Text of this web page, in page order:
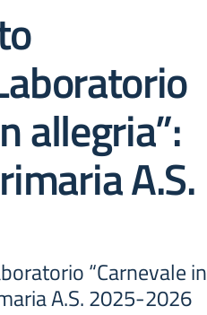
allegria”:
A.S.
“Carnevale in
A.S. 2025-2026